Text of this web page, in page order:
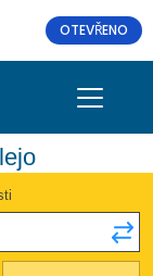
OTEVŘENO